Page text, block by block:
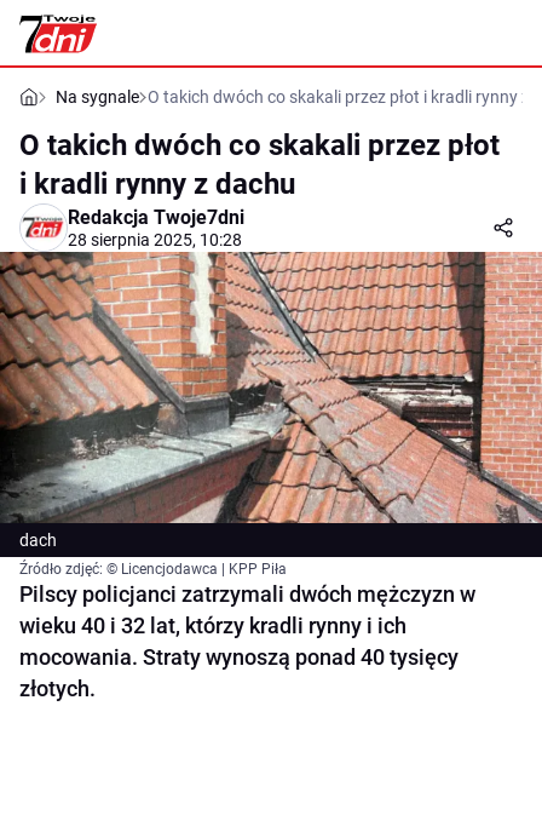
Na sygnale O takich dwóch co skakali przez płot i kradli rynny z
O takich dwóch co skakali przez płot
i kradli rynny z dachu
Redakcja Twoje7dni
28 sierpnia 2025, 10:28
dach
Źródło zdjęć: © Licencjodawca | KPP Piła
Pilscy policjanci zatrzymali dwóch mężczyzn w
wieku 40 i 32 lat, którzy kradli rynny i ich
mocowania. Straty wynoszą ponad 40 tysięcy
złotych.